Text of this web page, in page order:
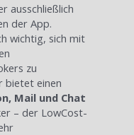
ausschließlich
der App.
wichtig, sich mit
zu
bietet einen
Mail und Chat
– der LowCost-